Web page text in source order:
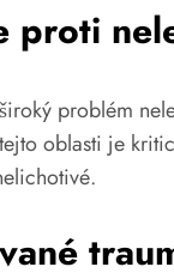
proti
problém
oblasti je